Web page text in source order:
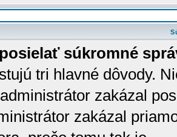
súkromné
tri hlavné dôvody.
zakázal
zakázal